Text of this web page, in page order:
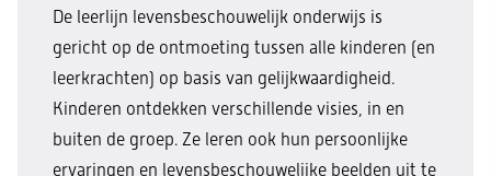
De leerlijn levensbeschouwelijk onderwijs is
gericht op de ontmoeting tussen alle kinderen (en
leerkrachten) op basis van gelijkwaardigheid.
Kinderen ontdekken verschillende visies, in en
buiten de groep. Ze leren ook hun persoonlijke
ervaringen en levensbeschouwelijke beelden uit te